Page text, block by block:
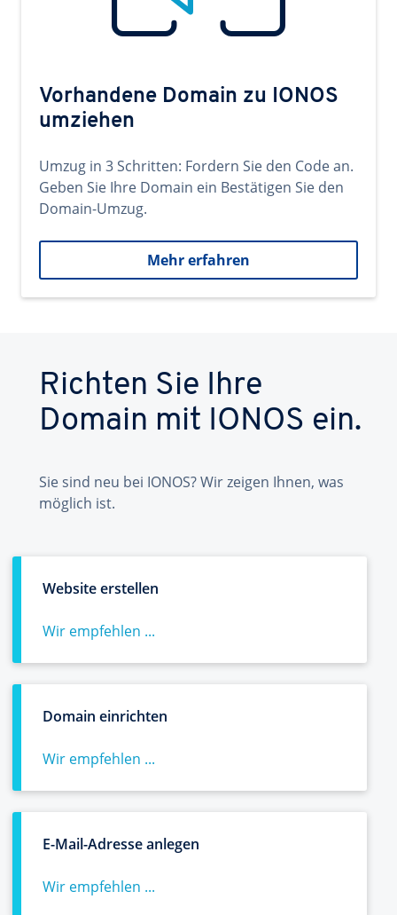
Vorhandene Domain zu IONOS
umziehen
Umzug in 3 Schritten: Fordern Sie den Code an.
Geben Sie Ihre Domain ein Bestätigen Sie den
Domain-Umzug.
Mehr erfahren
Richten Sie Ihre
Domain mit IONOS ein.
Sie sind neu bei IONOS? Wir zeigen Ihnen, was
möglich ist.
Website erstellen
Wir empfehlen ...
Domain einrichten
Wir empfehlen ...
E-Mail-Adresse anlegen
Wir empfehlen ...